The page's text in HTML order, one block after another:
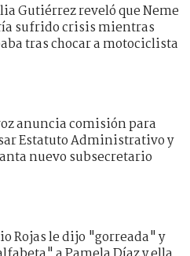
Gutiérrez reveló que Neme
sufrido crisis mientras
tras chocar a motociclista
anuncia comisión para
Estatuto Administrativo y
nuevo subsecretario
Rojas le dijo "gorreada" y